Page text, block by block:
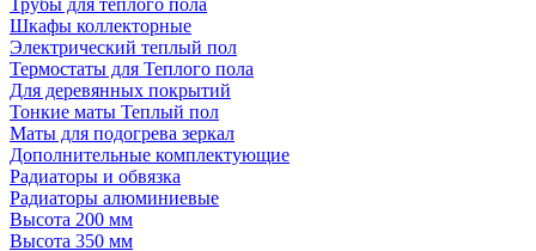
Шкафы коллекторные
Электрический теплый пол
Термостаты для Теплого пола
Для деревянных покрытий
Тонкие маты Теплый пол
Маты для подогрева зеркал
Дополнительные комплектующие
Радиаторы и обвязка
Радиаторы алюминиевые
Высота 200 мм
Высота 350 мм